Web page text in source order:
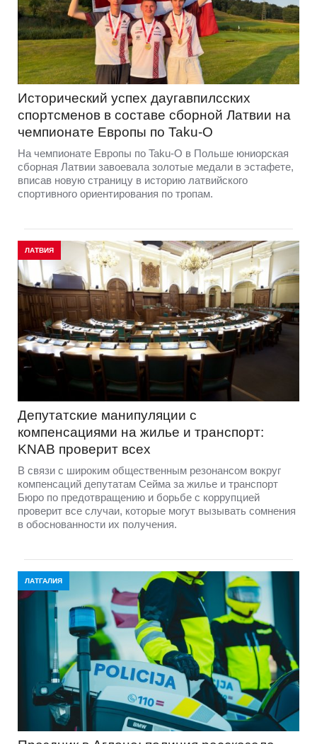
Исторический успех даугавпилсских
спортсменов в составе сборной Латвии на
чемпионате Европы по Taku-O
На чемпионате Европы по Taku-O в Польше юниорская
сборная Латвии завоевала золотые медали в эстафете,
вписав новую страницу в историю латвийского
спортивного ориентирования по тропам.
ЛАТВИЯ
Депутатские манипуляции с
компенсациями на жилье и транспорт:
KNAB проверит всех
В связи с широким общественным резонансом вокруг
компенсаций депутатам Сейма за жилье и транспорт
Бюро по предотвращению и борьбе с коррупцией
проверит все случаи, которые могут вызывать сомнения
в обоснованности их получения.
ЛАТГАЛИЯ